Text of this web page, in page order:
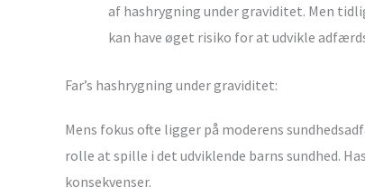
af hashrygning under graviditet. Men
kan have øget risiko for at udvikle
Far’s hashrygning under graviditet:
Mens fokus ofte ligger på moderens
rolle at spille i det udviklende barns sundhed.
konsekvenser.